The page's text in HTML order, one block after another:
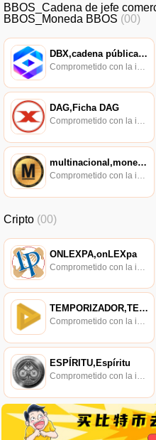
BBOS_Cadena de jefe
BBOS_Moneda BBOS (00)
DBX,cadena pública digital,DataBaseX
DAG,Ficha DAG
Comprometido con la investigación de políticas en los campos de las nuevas finanzas, las finanzas internacionales y los mercados financieros.
multinacional,moneda principal
Comprometido con la investigación de políticas en los campos de las nuevas finanzas, las finanzas internacionales y los mercados financieros.
Cripto (00)
ONLEXPA,onLEXpa
TEMPORIZADOR,TEMPORIZADOR
Comprometido con la investigación de políticas en los campos de las nuevas finanzas, las finanzas internacionales y los mercados financieros.
ESPÍRITU,Espíritu
Comprometido con la investigación de políticas en los campos de las nuevas finanzas, las finanzas internacionales y los mercados financieros.